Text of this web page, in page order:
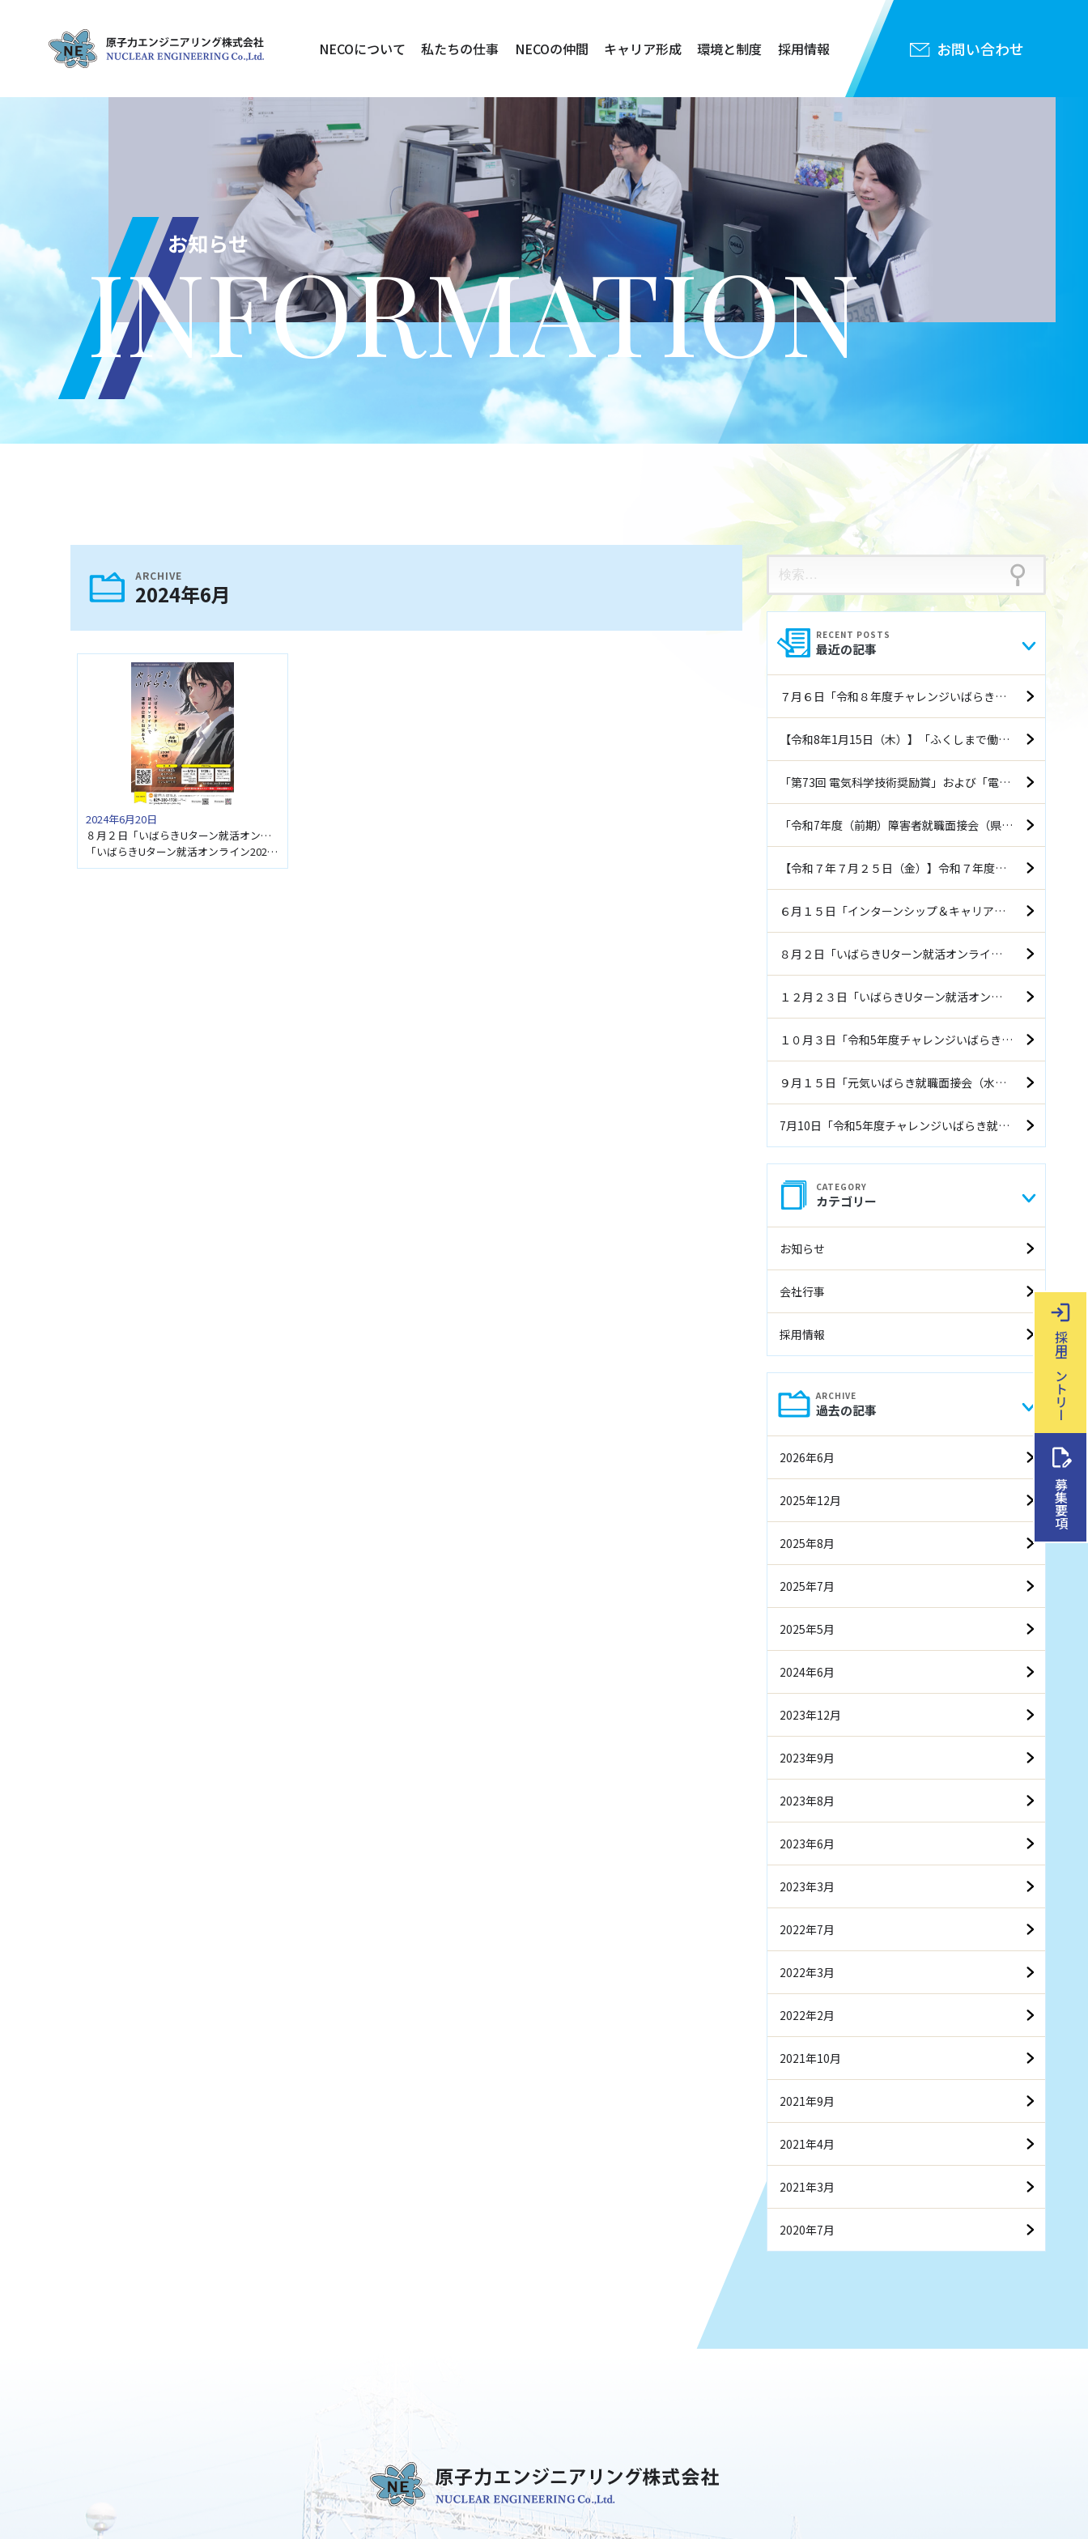
NECOについて 私たちの仕事 NECOの仲間 キャリア形成 環境と制度 採用情報 お問い合わせ
採用エントリー
募集要項
お知らせ
INFORMATION
ARCHIVE
2024年6月
2024年6月20日
８月２日「いばらきUターン就活オンライン2024」に参加します
「いばらきUターン就活オンライン2024」の令和6年8月2日（金）に参加します。お気軽にご参加くださ […]
索:
最近の記事
７月６日「令和８年度チャレンジいばらき就職フェア（前期）」に参加します
【令和8年1月15日（木）】「ふくしまで働こう企業説明会（郡山）」に参加します！！
「第73回 電気科学技術奨励賞」および「電気科学技術奨励会会長賞」を受賞しました
「令和7年度（前期）障害者就職面接会（県央会場）」に参加します！！
【令和７年７月２５日（金）】令和７年度「元気いばらき就職面接会（水戸会場）」に参加します！！
６月１５日「インターンシップ＆キャリア発見フェア」郡山会場に参加します
８月２日「いばらきUターン就活オンライン2024」に参加します
１２月２３日「いばらきUターン就活オンライン2023」に参加します
１０月３日「令和5年度チャレンジいばらき就職フェア（後期）」に参加します
９月１５日「元気いばらき就職面接会（水戸会場）」に参加します
7月10日「令和5年度チャレンジいばらき就職面接会（前期）」に参加します
カテゴリー
お知らせ
会社行事
採用情報
過去の記事
2026年6月
2025年12月
2025年8月
2025年7月
2025年5月
2024年6月
2023年12月
2023年9月
2023年8月
2023年6月
2023年3月
2022年7月
2022年3月
2022年2月
2021年10月
2021年9月
2021年4月
2021年3月
2020年7月